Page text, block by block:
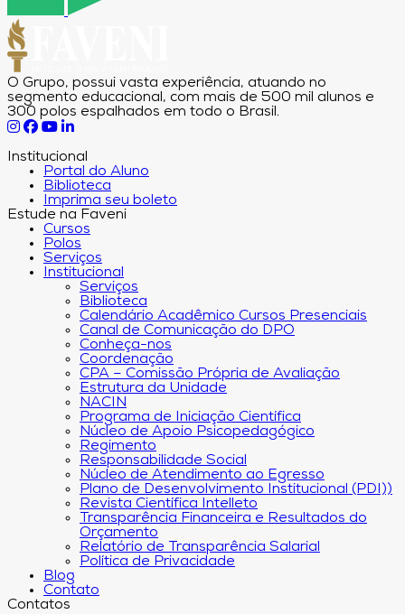
O Grupo, possui vasta experiência, atuando no
segmento educacional, com mais de 500 mil alunos e
300 polos espalhados em todo o Brasil.
Institucional
Portal do Aluno
Biblioteca
Imprima seu boleto
Estude na Faveni
Cursos
Polos
Serviços
Institucional
Serviços
Biblioteca
Calendário Acadêmico Cursos Presenciais
Canal de Comunicação do DPO
Conheça-nos
Coordenação
CPA – Comissão Própria de Avaliação
Estrutura da Unidade
NACIN
Programa de Iniciação Científica
Núcleo de Apoio Psicopedagógico
Regimento
Responsabilidade Social
Núcleo de Atendimento ao Egresso
Plano de Desenvolvimento Institucional (PDI))
Revista Científica Intelleto
Transparência Financeira e Resultados do
Orçamento
Relatório de Transparência Salarial
Política de Privacidade
Blog
Contato
Contatos